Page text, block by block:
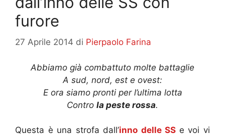
furore
27 Aprile 2014 di Pierpaolo Farina
Abbiamo già combattuto molte battaglie
A sud, nord, est e ovest:
E ora siamo pronti per l’ultima lotta
Contro la peste rossa.
Questa è una strofa dall’inno delle SS e voi vi